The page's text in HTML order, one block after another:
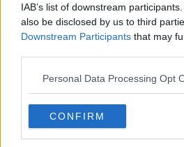
IAB’s list of downstream
also be disclosed by us to third
Downstream Participants that may
Personal Data Processing Opt
CONFIRM
Preparazione
Mettere in una ciotola i tuorli
utilizzate a temperatura ambiente. Con
cominciare a mescolare bene,
continuare a mescolare; aggiungere
lentamente, a filo sottilissimo, altrimenti
più marcato si può sostituire con olio
questo caso è fondamentale rallentare